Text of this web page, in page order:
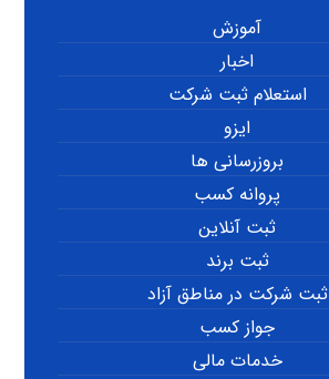
آموزش
اخبار
استعلام ثبت شرکت
ایزو
بروزرسانی ها
پروانه کسب
ثبت آنلاین
ثبت برند
ثبت شرکت در مناطق آزاد
جواز کسب
خدمات مالی